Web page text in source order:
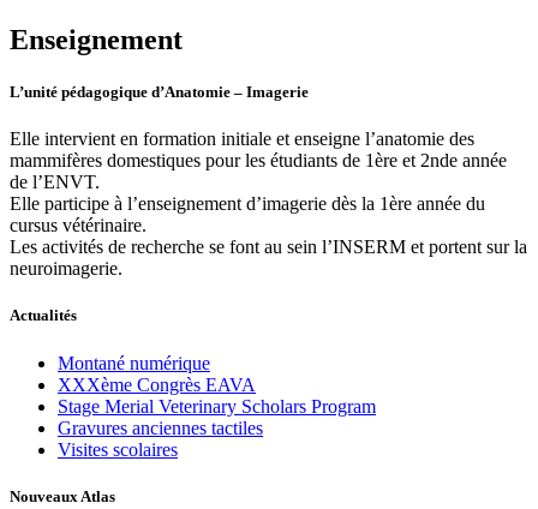
Enseignement
L’unité pédagogique d’Anatomie – Imagerie
Elle intervient en formation initiale et enseigne l’anatomie des
mammifères domestiques pour les étudiants de 1ère et 2nde année
de l’ENVT.
Elle participe à l’enseignement d’imagerie dès la 1ère année du
cursus vétérinaire.
Les activités de recherche se font au sein l’INSERM et portent sur la
neuroimagerie.
Actualités
Montané numérique
XXXème Congrès EAVA
Stage Merial Veterinary Scholars Program
Gravures anciennes tactiles
Visites scolaires
Nouveaux Atlas